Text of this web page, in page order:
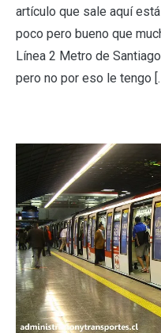
artículo que sale aquí
poco pero bueno que
Línea 2 Metro de
pero no por eso le tengo